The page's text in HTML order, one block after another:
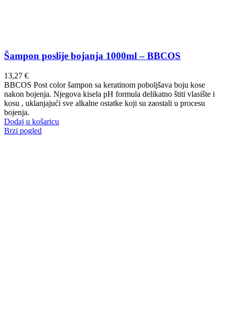
Šampon poslije bojanja 1000ml – BBCOS
13,27 €
BBCOS Post color šampon sa keratinom poboljšava boju kose
nakon bojenja. Njegova kisela pH formula delikatno štiti vlasište i
kosu , uklanjajući sve alkalne ostatke koji su zaostali u procesu
bojenja.
Dodaj u košaricu
Brzi pogled